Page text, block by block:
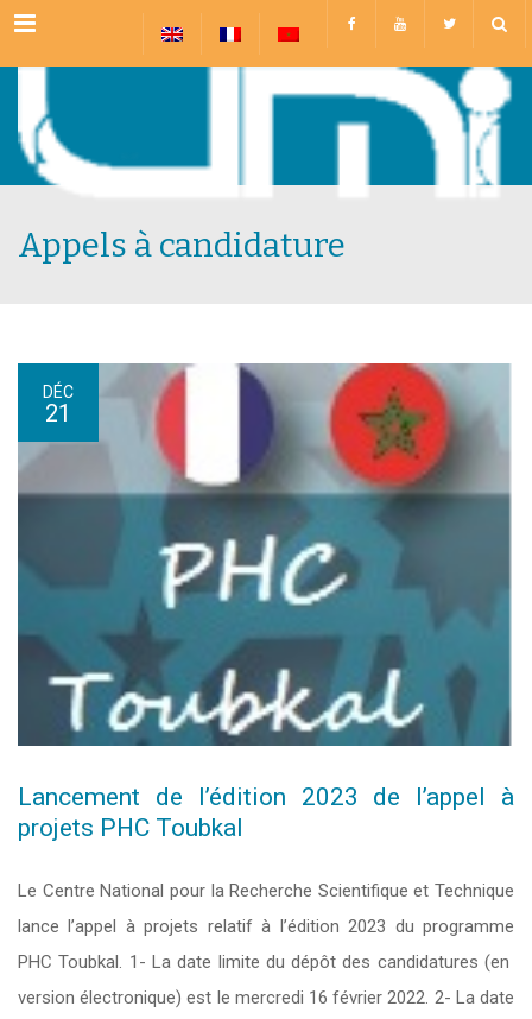
Menu
Appels à candidature
DÉC
21
Lancement de l’édition 2023 de l’appel à
projets PHC Toubkal
Le Centre National pour la Recherche Scientifique et Technique
lance l’appel à projets relatif à l’édition 2023 du programme
PHC Toubkal. 1- La date limite du dépôt des candidatures (en
version électronique) est le mercredi 16 février 2022. 2- La date